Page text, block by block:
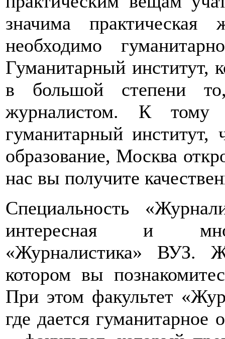
значима практическая
необходимо
Гуманитарный институт,
в большой степени
журналистом. К
гуманитарный
образование, Москва
нас вы получите
Специальность
интересная и
«Журналистика» ВУЗ.
котором вы
При этом факультет
где дается гуманитарное